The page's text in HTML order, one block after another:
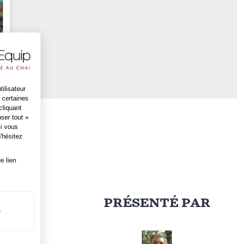
PRÉSENTÉ PAR